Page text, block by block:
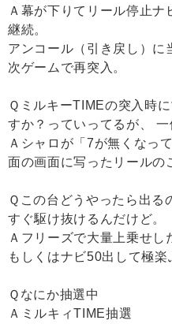
Ａ幕が下りてリール停止
継続。
アンコール（引き戻し）に
次ゲームで再突入。
ＱミルキーTIMEの突入時
すか？っていってるが、
Ａシャロが「7が無くなっ
面の画面に写ったリールの
Ｑこの台どうやったら出る
すぐ駆け抜けるんだけど。
Ａフリーズで大量上乗せし
もしくはナビ50出して極楽
Ｑなにか抽選中
ＡミルキィTIME抽選